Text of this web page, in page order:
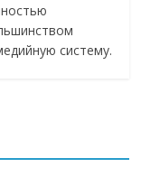
систему.